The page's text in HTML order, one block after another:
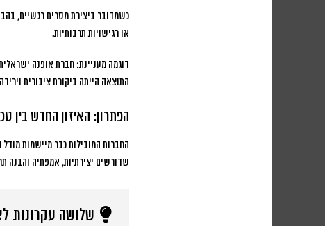
כשמדובר ביצירת מסרים רגשיים,
או רגישויות תרבותיות.
דוגמה מעניינת: חברת אופנה
התוצאה הייתה ביקורת ציבורית וירידה של 15% במכירות
הפתרון: האיזון החדש בין
החברות המובילות כבר מיישמות
שדורשים יצירתיות, אמפתיה והבנה
שלושה עקרונות